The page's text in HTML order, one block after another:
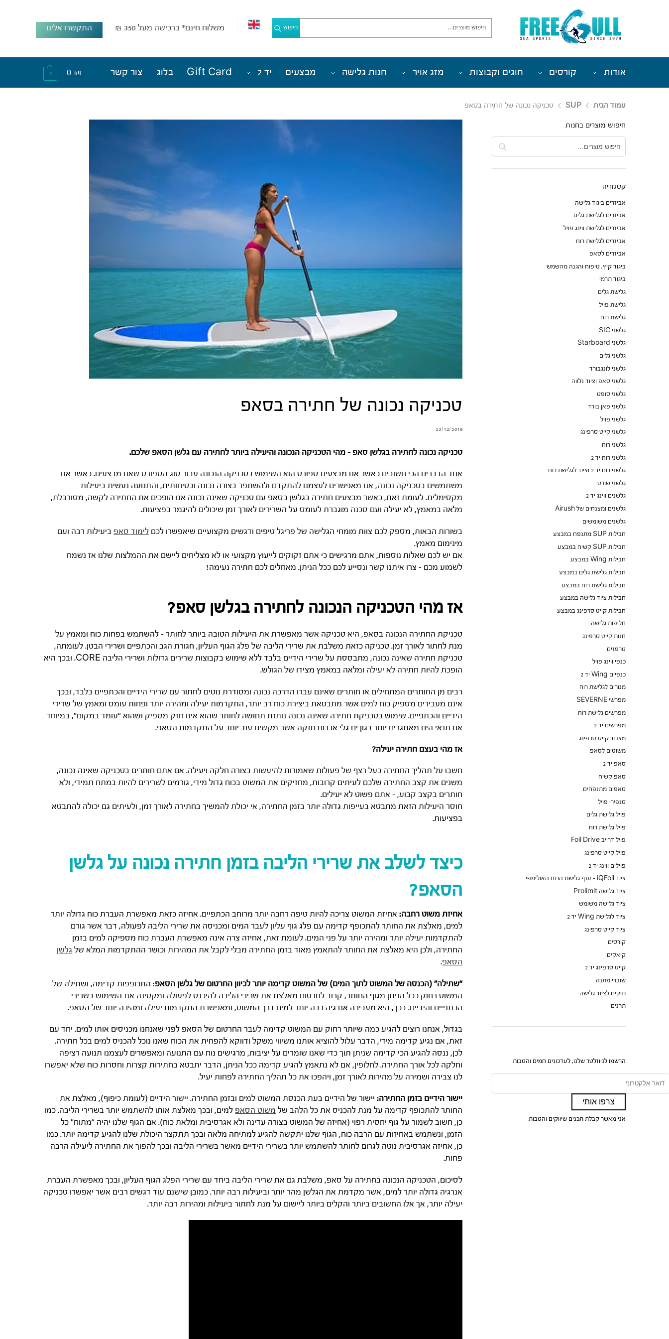
חיפוש משלוח חינם* ברכישה מעל 350 ₪ התקשרו אלינו
אודות קורסים חוגים וקבוצות מזג אויר חנות גלישה מבצעים יד 2 Gift Card בלוג צור קשר ₪
0
עמוד הבית SUP טכניקה נכונה של חתירה בסאפ
טכניקה נכונה של חתירה בסאפ
23/12/2018
טכניקה נכונה לחתירה בגלשן סאפ – מהי הטכניקה הנכונה והיעילה ביותר לחתירה עם גלשן הסאפ שלכם.
אחד הדברים הכי חשובים כאשר אנו מבצעים ספורט הוא השימוש בטכניקה הנכונה עבור סוג הספורט שאנו מבצעים. כאשר אנו
משתמשים בטכניקה נכונה, אנו מאפשרים לעצמנו להתקדם ולהשתפר בצורה נכונה ובטיחותית, והתנועה נעשית ביעילות
מקסימלית. לעומת זאת, כאשר מבצעים חתירה בגלשן בסאפ עם טכניקה שאינה נכונה אנו הופכים את החתירה לקשה, מסורבלת,
מלאה במאמץ, לא יעילה ועם סכנה מוגברת לעומס על השרירים לאורך זמן שיכולים להיגמר בפציעות.
בשורות הבאות, מספק לכם צוות מומחי הגלישה של פריגל טיפים ודגשים מקצועיים שיאפשרו לכם לימוד סאפ ביעילות רבה ועם
מינימום מאמץ.
אם יש לכם שאלות נוספות, אתם מרגישים כי אתם זקוקים לייעוץ מקצועי או לא מצליחים ליישם את ההמלצות שלנו אז נשמח
לשמוע מכם – צרו איתנו קשר ונסייע לכם ככל הניתן. מאחלים לכם חתירה נעימה!
אז מהי הטכניקה הנכונה לחתירה בגלשן סאפ?
טכניקת החתירה הנכונה בסאפ, היא טכניקה אשר מאפשרת את היעילות הטובה ביותר לחותר – להשתמש בפחות כוח ומאמץ על
מנת לחתור לאורך זמן. טכניקה כזאת משלבת את שרירי הליבה של פלג הגוף העליון, חגורת הגב והכתפיים ושרירי הבטן. לעומתה,
טכניקת חתירה שאינה נכונה, מתבססת על שרירי הידיים בלבד ללא שימוש בקבוצות שרירים גדולות ושרירי הליבה CORE. ובכך היא
הופכת להיות חתירה לא יעילה ומלאה במאמץ מצידו של הגולש.
רבים מן החותרים המתחילים או חותרים שאינם עברו הדרכה נכונה ומסודרת נוטים לחתור עם שרירי הידיים והכתפיים בלבד, ובכך
אינם מעבירים מספיק כוח למים אשר מתבטאת ביצירת כוח רב יותר, התקדמות יעילה ומהירה יותר ופחות עומס ומאמץ של שרירי
הידיים והכתפיים. שימוש בטכניקת חתירה שאינה נכונה נותנת תחושה לחותר שהוא אינו חזק מספיק ושהוא “עומד במקום”, במיוחד
אם תנאי הים מאתגרים יותר כגון ים גלי או רוח חזקה אשר מקשים עוד יותר על התקדמות הסאפ.
אז מהי בעצם חתירה יעילה?
חשבו על תהליך החתירה כעל רצף של פעולות שאמורות להיעשות בצורה חלקה ויעילה. אם אתם חותרים בטכניקה שאינה נכונה,
משנים את קצב החתירה שלכם לעיתים קרובות, מחזיקים את המשוט בכוח גדול מידי, גורמים לשרירים להיות במתח תמידי, ולא
חותרים בקצב קבוע, – אתם פשוט לא יעילים.
חוסר היעילות הזאת מתבטא בעייפות גדולה יותר בזמן החתירה, אי יכולת להמשיך בחתירה לאורך זמן, ולעיתים גם יכולה להתבטא
בפציעות.
כיצד לשלב את שרירי הליבה בזמן חתירה נכונה על גלשן
הסאפ?
אחיזת משוט רחבה:אחיזת המשוט צריכה להיות טיפה רחבה יותר מרוחב הכתפיים. אחיזה כזאת מאפשרת העברת כוח גדולה יותר
למים, מאלצת את החותר להתכופף קדימה עם פלג גוף עליון לעבר המים ומכניסה את שרירי הליבה לפעולה, דבר אשר גורם
להתקדמות יעילה יותר ומהירה יותר על פני המים. לעומת זאת, אחיזה צרה אינה מאפשרת העברת כוח מספיקה למים בזמן
החתירה, ולכן היא מאלצת את החותר להתאמץ מאוד בזמן החתירה מבלי לקבל את המהירות וכושר ההתקדמות המלא של גלשן
הסאפ.
“שתילה” (הכנסה של המשוט לתוך המים) של המשוט קדימה יותר לכיוון החרטום של גלשן הסאפ: התכופפות קדימה, ושתילה של
המשוט רחוק ככל הניתן מגוף החותר, קרוב לחרטום מאלצת את שרירי הליבה להיכנס לפעולה ומקטינה את השימוש בשרירי
הכתפיים והידיים. בכך, היא מעבירה אנרגיה רבה יותר למים דרך המשוט, ומאפשרת התקדמות יעילה ומהירה יותר של הסאפ.
בגדול, אנחנו רוצים להגיע כמה שיותר רחוק עם המשוט קדימה לעבר החרטום של הסאפ לפני שאנחנו מכניסים אותו למים. יחד עם
זאת, אם נגיע קדימה מידי, הדבר עלול להוציא אותנו משיווי משקל ודווקא להפחית את הכוח שאנו נוכל להכניס למים בכל חתירה.
לכן, ננסה להגיע הכי קדימה שניתן תוך כדי שאנו שומרים על יציבות, מרגישים נוח עם התנועה ומאפשרים לעצמנו תנועה רציפה
וחלקה לכל אורך החתירה. לחלופין, אם לא נתאמץ להגיע קדימה ככל הניתן, הדבר יתבטא בחתירות קצרות וחסרות כוח שלא יאפשרו
לנו צבירה ושמירה על מהירות לאורך זמן, ויהפכו את כל תהליך החתירה לפחות יעיל.
יישור הידיים בזמן החתירה:יישור של הידיים בעת הכנסת המשוט למים ובזמן החתירה. יישור הידיים (לעומת כיפוף), מאלצת את
החותר להתכופף קדימה על מנת להכניס את כל הלהב של משוט הסאפ למים, ובכך מאלצת אותו להשתמש יותר בשרירי הליבה. כמו
כן, חשוב לשמור על גוף יחסית רפוי (אחיזה של המשוט בצורה עדינה ולא אגרסיבית ומלאת כוח). אם הגוף שלנו יהיה “מתוח” כל
הזמן, ונשתמש באחיזות עם הרבה כוח, הגוף שלנו יתקשה להגיע למתיחה מלאה ובכך תתקצר היכולת שלנו להגיע קדימה יותר. כמו
כן, אחיזה אגרסיבית נוטה לגרום לחותר להשתמש יותר בשרירי הידיים מאשר בשרירי הליבה ובכך להפוך את החתירה ליעילה הרבה
פחות.
לסיכום, הטכניקה הנכונה בחתירה על סאפ, משלבת גם את שרירי הליבה ביחד עם שרירי הפלג הגוף העליון, ובכך מאפשרת העברת
אנרגיה גדולה יותר למים, אשר מקדמת את הגלשן מהר יותר וביעילות רבה יותר. כמובן שישנם עוד דגשים רבים אשר יאפשרו טכניקה
יעילה יותר, אך אלו החשובים ביותר והקלים ביותר ליישום על מנת לחתור ביעילות ומהירות רבה יותר.
חיפוש מוצרים בחנות
קטגוריה
אביזרים ביגוד גלישה
אביזרים לגלישת גלים
אביזרים לגלישת ווינג פויל
אביזרים לגלישת רוח
אביזרים לסאפ
ביגוד קיץ, טיפוח והגנה מהשמש
ביגוד תרמי
גלישת גלים
גלישת פויל
גלישת רוח
גלשני SIC
גלשני Starboard
גלשני גלים
גלשני לונגבורד
גלשני סאפ וציוד נלווה
גלשני סופט
גלשני פאן בורד
גלשני פויל
גלשני קייט סרפינג
גלשני רוח
גלשני רוח יד 2
גלשני רוח יד 2 וציוד לגלישת רוח
גלשני שורט
גלשנים ווינג יד 2
גלשנים ומצנחים של Airush
גלשנים משומשים
חבילות SUP מתנפח במבצע
חבילות SUP קשיח במבצע
חבילות Wing במבצע
חבילות גלישת גלים במבצע
חבילות גלישת רוח במבצע
חבילות ציוד גלישה במבצע
חבילות קייט סרפינג במבצע
חליפות גלישה
חנות קייט סרפינג
טרפזים
כנפי ווינג פויל
כנפיים Wing יד 2
מנורים לגלישת רוח
מפרשי SEVERNE
מפרשים גלישת רוח
מפרשים יד 2
מצנחי קייט סרפינג
משוטים לסאפ
סאפ יד 2
סאפ קשיח
סאפים מתנפחים
סנפירי פויל
פויל גלישת גלים
פויל גלישת רוח
פויל דרייב Foil Drive
פויל קייט סרפינג
פוילים ווינג יד 2
ציוד iQFoil - ענף גלישת הרוח האולימפי
ציוד גלישה Prolimit
ציוד גלישה משומש
ציוד לגלישת Wing יד 2
ציוד קייט סרפינג
קורסים
קיאקים
קייט סרפינג יד 2
שוברי מתנה
תיקים לציוד גלישה
תרנים
הרשמו לניוזלטר שלנו, לעדכונים חמים והטבות
אני מאשר קבלת תכנים שיווקים והטבות